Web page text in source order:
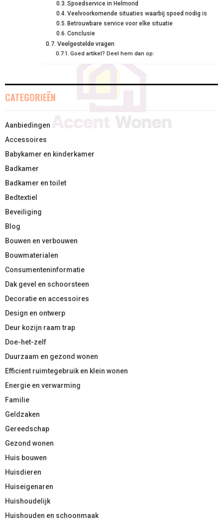
N
O
K
N
E
S N
Spoedservice in Helmond
Veelvoorkomende situaties waarbij spoed nodig is
Betrouwbare service voor elke situatie
Conclusie
Veelgestelde vragen
Goed artikel? Deel hem dan op:
CATEGORIEËN
Aanbiedingen
Accessoires
Babykamer en kinderkamer
Badkamer
Badkamer en toilet
Bedtextiel
Beveiliging
Blog
Bouwen en verbouwen
Bouwmaterialen
Consumenteninformatie
Dak gevel en schoorsteen
Decoratie en accessoires
Design en ontwerp
Deur kozijn raam trap
Doe-het-zelf
Duurzaam en gezond wonen
Efficient ruimtegebruik en klein wonen
Energie en verwarming
Familie
Geldzaken
Gereedschap
Gezond wonen
Huis bouwen
Huisdieren
Huiseigenaren
Huishoudelijk
Huishouden en schoonmaak